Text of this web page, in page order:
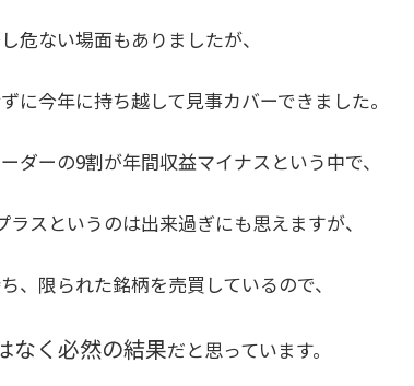
危ない場面もありましたが、
に今年に持ち越して見事カバーできました。
ダーの9割が年間収益マイナスという中で、
ラスというのは出来過ぎにも思えますが、
、限られた銘柄を売買しているので、
なく必然の結果だと思っています。